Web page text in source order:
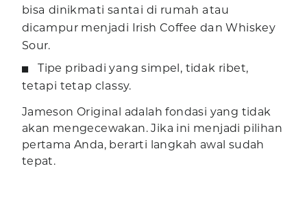
bisa dinikmati santai di rumah atau
dicampur menjadi Irish Coffee dan Whiskey
Sour.
Tipe pribadi yang simpel, tidak ribet,
tetapi tetap classy.
Jameson Original adalah fondasi yang tidak
akan mengecewakan. Jika ini menjadi pilihan
pertama Anda, berarti langkah awal sudah
tepat.